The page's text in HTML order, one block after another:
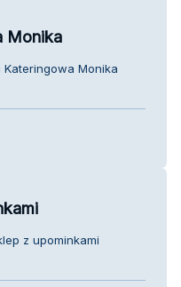
Monika
Monika
z upominkami